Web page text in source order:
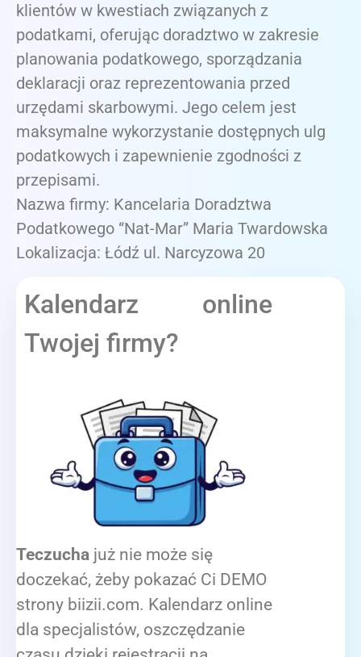
klientów w kwestiach związanych z
podatkami, oferując doradztwo w zakresie
planowania podatkowego, sporządzania
deklaracji oraz reprezentowania przed
urzędami skarbowymi. Jego celem jest
maksymalne wykorzystanie dostępnych ulg
podatkowych i zapewnienie zgodności z
przepisami.
Nazwa firmy: Kancelaria Doradztwa
Podatkowego “Nat-Mar” Maria Twardowska
Lokalizacja: Łódź ul. Narcyzowa 20
Kalendarz online
Twojej firmy?
Teczucha już nie może się
doczekać, żeby pokazać Ci DEMO
strony biizii.com. Kalendarz online
dla specjalistów, oszczędzanie